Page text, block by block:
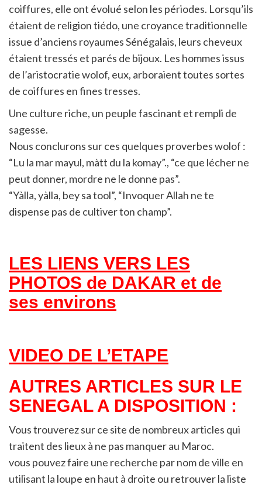
coiffures, elle ont évolué selon les périodes. Lorsqu’ils
étaient de religion tiédo, une croyance traditionnelle
issue d’anciens royaumes Sénégalais, leurs cheveux
étaient tressés et parés de bijoux. Les hommes issus
de l’aristocratie wolof, eux, arboraient toutes sortes
de coiffures en fines tresses.
Une culture riche, un peuple fascinant et rempli de
sagesse.
Nous conclurons sur ces quelques proverbes wolof :
“Lu la mar mayul, màtt du la komay”., “ce que lécher ne
peut donner, mordre ne le donne pas”.
“Yàlla, yàlla, bey sa tool”, “Invoquer Allah ne te
dispense pas de cultiver ton champ”.
LES LIENS VERS LES
PHOTOS de DAKAR et de
ses environs
VIDEO DE L’ETAPE
AUTRES ARTICLES SUR LE
SENEGAL A DISPOSITION :
Vous trouverez sur ce site de nombreux articles qui
traitent des lieux à ne pas manquer au Maroc.
vous pouvez faire une recherche par nom de ville en
utilisant la loupe en haut à droite ou retrouver la liste